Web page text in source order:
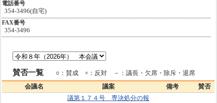
電話番号
354-3496(自宅)
FAX番号
354-3496
賛否一覧 ○：賛成 ×：反対 －：議長・欠席・除斥・退席
会議名 議案 備考 賛否
議第１７４号 専決処分の報